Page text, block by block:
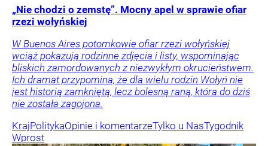
„Nie chodzi o zemstę”. Mocny apel w sprawie ofiar
rzezi wołyńskiej
W Buenos Aires potomkowie ofiar rzezi wołyńskiej
wciąż pokazują rodzinne zdjęcia i listy, wspominając
bliskich zamordowanych z niezwykłym okrucieństwem.
Ich dramat przypomina, że dla wielu rodzin Wołyń nie
jest historią zamkniętą, lecz bolesną raną, która do dziś
nie została zagojona.
KrajPolitykaOpinie i komentarzeTylko u NasTygodnik
Wprost